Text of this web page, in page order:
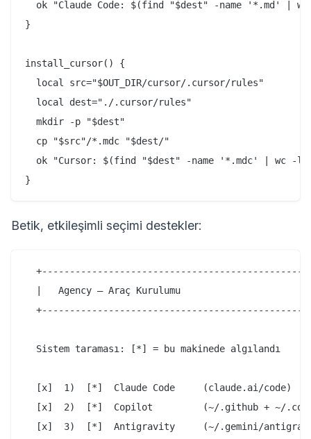
ok "Claude Code: $(find "$dest" -name '*.md' |
}
install_cursor() {
  local src="$OUT_DIR/cursor/.cursor/rules"
  local dest="./.cursor/rules"
  mkdir -p "$dest"
  cp "$src"/*.mdc "$dest/"
ok "Cursor: $(find "$dest" -name '*.mdc' | wc -
Betik, etkileşimli seçimi destekler:
+------------------------------------------------
|   Agency — Araç Kurulumu
+------------------------------------------------
  Sistem taraması: [*] = bu makinede algılandı
  [x]  1)  [*]  Claude Code     (claude.ai/code)
[x]  2)  [*]  Copilot         (~/.github + ~/
[x]  3)  [*]  Antigravity     (~/.gemini/